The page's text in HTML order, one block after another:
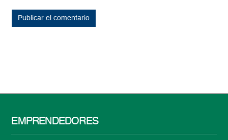
EMPRENDEDORES